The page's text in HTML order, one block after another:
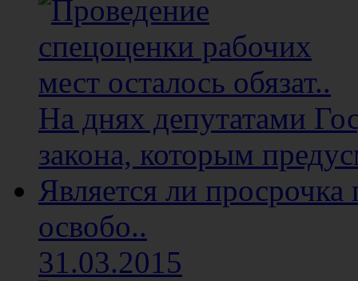
На днях депутатами
закона, которым
Является ли
освобо..
31.03.2015